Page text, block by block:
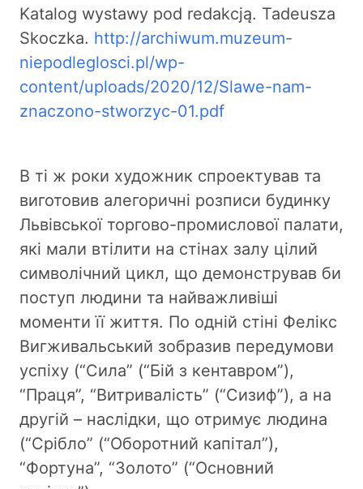
Katalog wystawy pod redakcją. Tadeusza
Skoczka. http://archiwum.muzeum-
niepodleglosci.pl/wp-
content/uploads/2020/12/Slawe-nam-
znaczono-stworzyc-01.pdf
В ті ж роки художник спроектував та
виготовив алегоричні розписи будинку
Львівської торгово-промислової палати,
які мали втілити на стінах залу цілий
символічний цикл, що демонстрував би
поступ людини та найважливіші
моменти її життя. По одній стіні Фелікс
Вигживальський зобразив передумови
успіху (“Сила” (“Бій з кентавром”),
“Праця”, “Витривалість” (“Сизиф”), а на
другій – наслідки, що отримує людина
(“Срібло” (“Оборотний капітал”),
“Фортуна”, “Золото” (“Основний